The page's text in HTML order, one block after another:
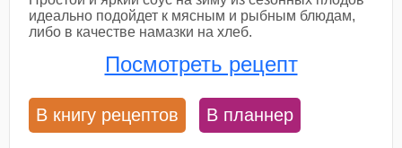
идеально подойдет к мясным и рыбным блюдам,
либо в качестве намазки на хлеб.
Посмотреть рецепт
В книгу рецептов В планнер